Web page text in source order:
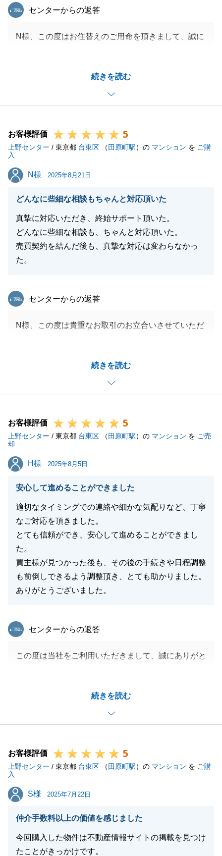
続きを読む
東急リバブル
センターからの返答
N様、この度はお住替えのご用命を頂きまして、誠に
がけているポイントですので、お褒め頂き嬉しく思い
また、N様がストレスなく進められたというお言葉を
小さなお子様がいらっしゃる中で、スムーズに進めら
れたのはN様があったからこそです。
いが出来たかと思いますので、ぜひ今後とも弊社東急
引き続きよろしくお願い申し上げます。
閉じる
お客様評価 5
上野センター / 東京都 台東区 （ 田原町駅）の マンション を ご購
入
N様
N様 2025年8月21日
どんなに些細な相談もちゃんと対応頂いた
真摯に対応いただき、終始サポート頂いた。
どんなに些細な相談も、ちゃんと対応頂いた。
売買契約を結んだ後も、真摯な対応は変わらなかっ
た。
続きを読む
東急リバブル
センターからの返答
N様、この度は貴重なお取引のお立合いさせていただ
ことを心掛けさせていただきました。
また、お客様一人ひとりのニーズに寄り添い、最適な
提案を日々心がけ精進してまいります。
お客様評価 5
上野センター / 東京都 台東区 （ 田原町駅）の マンション を ご売
却
H様
H様 2025年8月5日
安心して進めることができました
適切なタイミングでの連絡や細かな気配りなど、丁寧
なご対応を頂きました。
とても信頼ができ、安心して進めることができまし
た。
買主様が見つかった後も、その後の手続きや日程調整
も前倒しできるよう調整頂き、とても助かりました。
ありがとうございました。
続きを読む
東急リバブル
センターからの返答
この度は当社をご利用いただきまして、誠にありがと
短期間で進めることができました。
また何か不動産のことでご相談などございましたらお
気軽にご連絡くださいませ。
閉じる
お客様評価 5
上野センター / 東京都 台東区 （ 田原町駅）の マンション を ご購
入
S様
S様 2025年7月22日
仲介手数料以上の価値を感じました
今回購入した物件は不動産情報サイトの掲載を見つけ
たことがきっかけです。